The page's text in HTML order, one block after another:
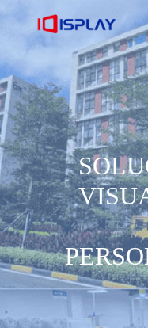
SOLUCIONES DE
MÁS INFORMACIÓN